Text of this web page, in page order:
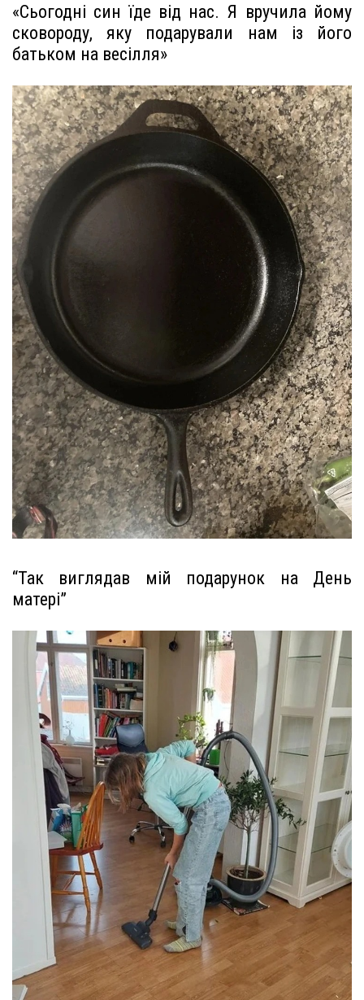
«Сьогодні син їде від нас. Я вручила йому
сковороду, яку подарували нам із його
батьком на весілля»
“Так виглядав мій подарунок на День
матері”